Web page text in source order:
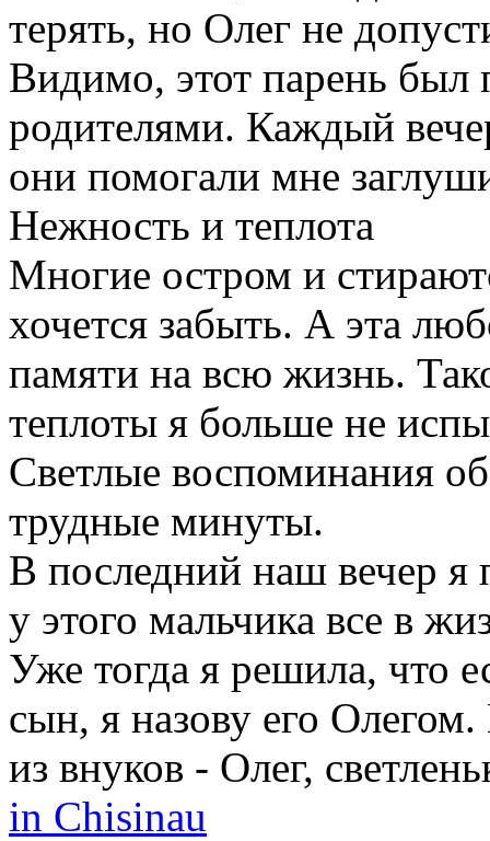
терять, но Олег не
Видимо, этот парень был
родителями. Каждый
они помогали мне
Нежность и теплота
Многие остром и
хочется забыть. А эта
памяти на всю жизнь.
теплоты я больше не
Светлые воспоминания
трудные минуты.
В последний наш вечер я
у этого мальчика все в
Уже тогда я решила, что
сын, я назову его
из внуков - Олег,
in Chisinau